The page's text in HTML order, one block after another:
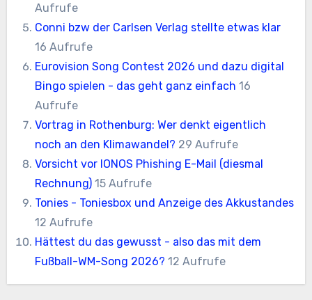
Aufrufe
Conni bzw der Carlsen Verlag stellte etwas klar
16 Aufrufe
Eurovision Song Contest 2026 und dazu digital
Bingo spielen - das geht ganz einfach 16
Aufrufe
Vortrag in Rothenburg: Wer denkt eigentlich
noch an den Klimawandel? 29 Aufrufe
Vorsicht vor IONOS Phishing E-Mail (diesmal
Rechnung) 15 Aufrufe
Tonies - Toniesbox und Anzeige des Akkustandes
12 Aufrufe
Hättest du das gewusst - also das mit dem
Fußball-WM-Song 2026? 12 Aufrufe